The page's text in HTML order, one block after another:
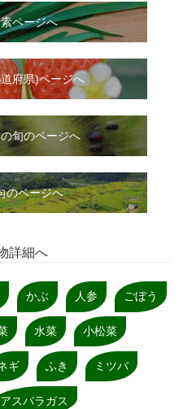
ページへ
府県)ページへ
旬のページへ
のページへ
詳細へ
かぶ 人参 ごぼう
水菜 小松菜
ギ ふき ミツバ
アスパラガス